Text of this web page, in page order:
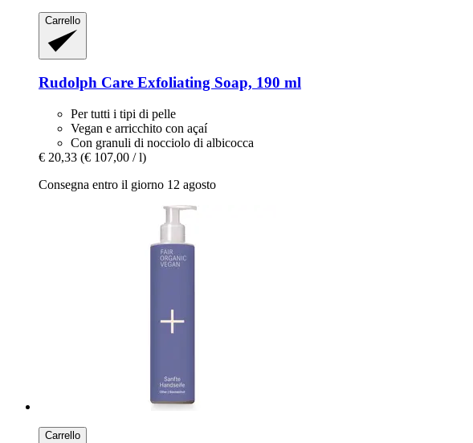
Carrello
Rudolph Care Exfoliating Soap, 190 ml
Per tutti i tipi di pelle
Vegan e arricchito con açaí
Con granuli di nocciolo di albicocca
€ 20,33 (€ 107,00 / l)
Consegna entro il giorno 12 agosto
Carrello